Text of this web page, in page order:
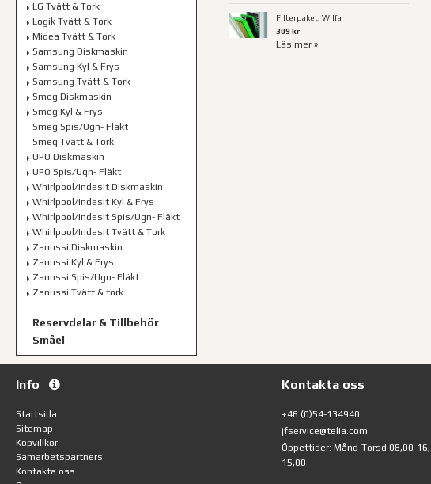
LG Tvätt & Tork
Logik Tvätt & Tork
Midea Tvätt & Tork
Samsung Diskmaskin
Samsung Kyl & Frys
Samsung Tvätt & Tork
Smeg Diskmaskin
Smeg Kyl & Frys
Smeg Spis/Ugn- Fläkt
Smeg Tvätt & Tork
UPO Diskmaskin
UPO Spis/Ugn- Fläkt
Whirlpool/Indesit Diskmaskin
Whirlpool/Indesit Kyl & Frys
Whirlpool/Indesit Spis/Ugn- Fläkt
Whirlpool/Indesit Tvätt & Tork
Zanussi Diskmaskin
Zanussi Kyl & Frys
Zanussi Spis/Ugn- Fläkt
Zanussi Tvätt & tork
Reservdelar & Tillbehör
Småel
Filterpaket, Wilfa
309 kr
Läs mer »
Info
Startsida
Sitemap
Köpvillkor
Samarbetspartners
Kontakta oss
Kontakta oss
+46 (0)54-134940
jfservice@telia.com
Öppettider: Månd-Torsd 08,00-
15,00